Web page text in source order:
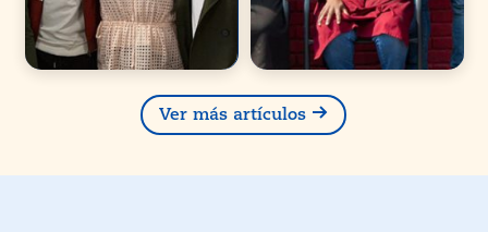
Ver más artículos